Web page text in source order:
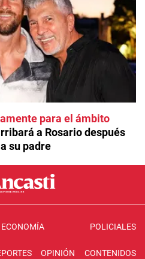
para el ámbito
a Rosario después
su padre
POLICIALES
OPINIÓN CONTENIDOS